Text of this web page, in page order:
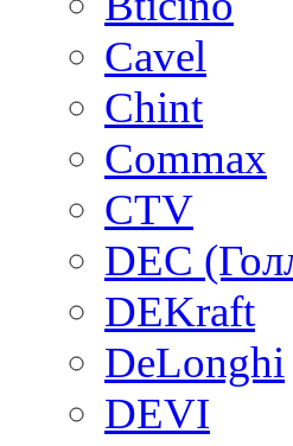
Cavel
Chint
Commax
CTV
DEC
DEKraft
DeLonghi
DEVI